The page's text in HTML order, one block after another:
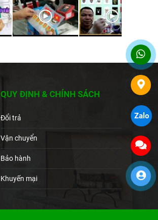
QUY ĐỊNH & CHÍNH SÁCH
Đổi trả
Vận chuyển
Bảo hành
Khuyến mại
Zalo